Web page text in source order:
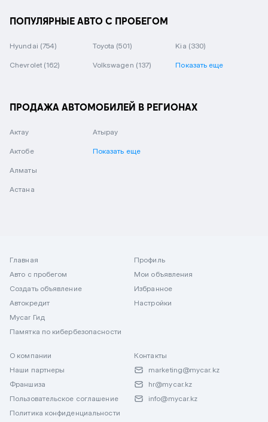
ПОПУЛЯРНЫЕ АВТО С ПРОБЕГОМ
Hyundai (754) Toyota (501) Kia (330)
Chevrolet (162) Volkswagen (137) Показать еще
ПРОДАЖА АВТОМОБИЛЕЙ В РЕГИОНАХ
Актау
Актобе
Алматы
Астана
Атырау
Показать еще
Главная
Авто с пробегом
Создать объявление
Автокредит
Mycar Гид
Памятка по кибербезопасности
Профиль
Мои объявления
Избранное
Настройки
О компании
Наши партнеры
Франшиза
Пользовательское соглашение
Политика конфиденциальности
Контакты
marketing@mycar.kz
hr@mycar.kz
info@mycar.kz